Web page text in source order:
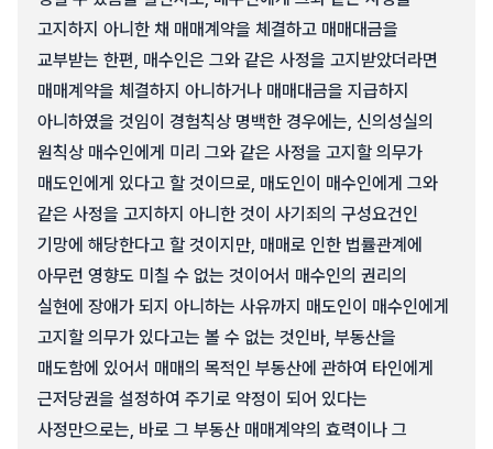
고지하지 아니한 채 매매계약을 체결하고 매매대금을
교부받는 한편, 매수인은 그와 같은 사정을 고지받았더라면
매매계약을 체결하지 아니하거나 매매대금을 지급하지
아니하였을 것임이 경험칙상 명백한 경우에는, 신의성실의
원칙상 매수인에게 미리 그와 같은 사정을 고지할 의무가
매도인에게 있다고 할 것이므로, 매도인이 매수인에게 그와
같은 사정을 고지하지 아니한 것이 사기죄의 구성요건인
기망에 해당한다고 할 것이지만, 매매로 인한 법률관계에
아무런 영향도 미칠 수 없는 것이어서 매수인의 권리의
실현에 장애가 되지 아니하는 사유까지 매도인이 매수인에게
고지할 의무가 있다고는 볼 수 없는 것인바, 부동산을
매도함에 있어서 매매의 목적인 부동산에 관하여 타인에게
근저당권을 설정하여 주기로 약정이 되어 있다는
사정만으로는, 바로 그 부동산 매매계약의 효력이나 그